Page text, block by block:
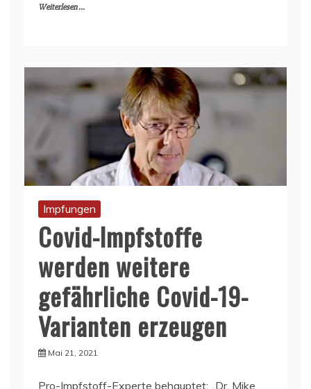
Weiterlesen ...
Impfungen
Covid-Impfstoffe
werden weitere
gefährliche Covid-19-
Varianten erzeugen
Mai 21, 2021
Pro-Impfstoff-Experte behauptet: „Dr. Mike